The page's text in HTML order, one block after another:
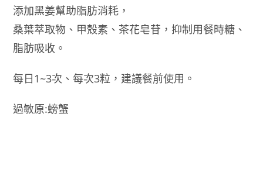
添加黑姜幫助脂肪消耗，
桑葉萃取物、甲殼素、茶花皂苷，抑制用餐時糖、
脂肪吸收。
每日1~3次、每次3粒，建議餐前使用。
過敏原:螃蟹